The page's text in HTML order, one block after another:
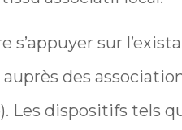
sur
des
Les dispositifs tels